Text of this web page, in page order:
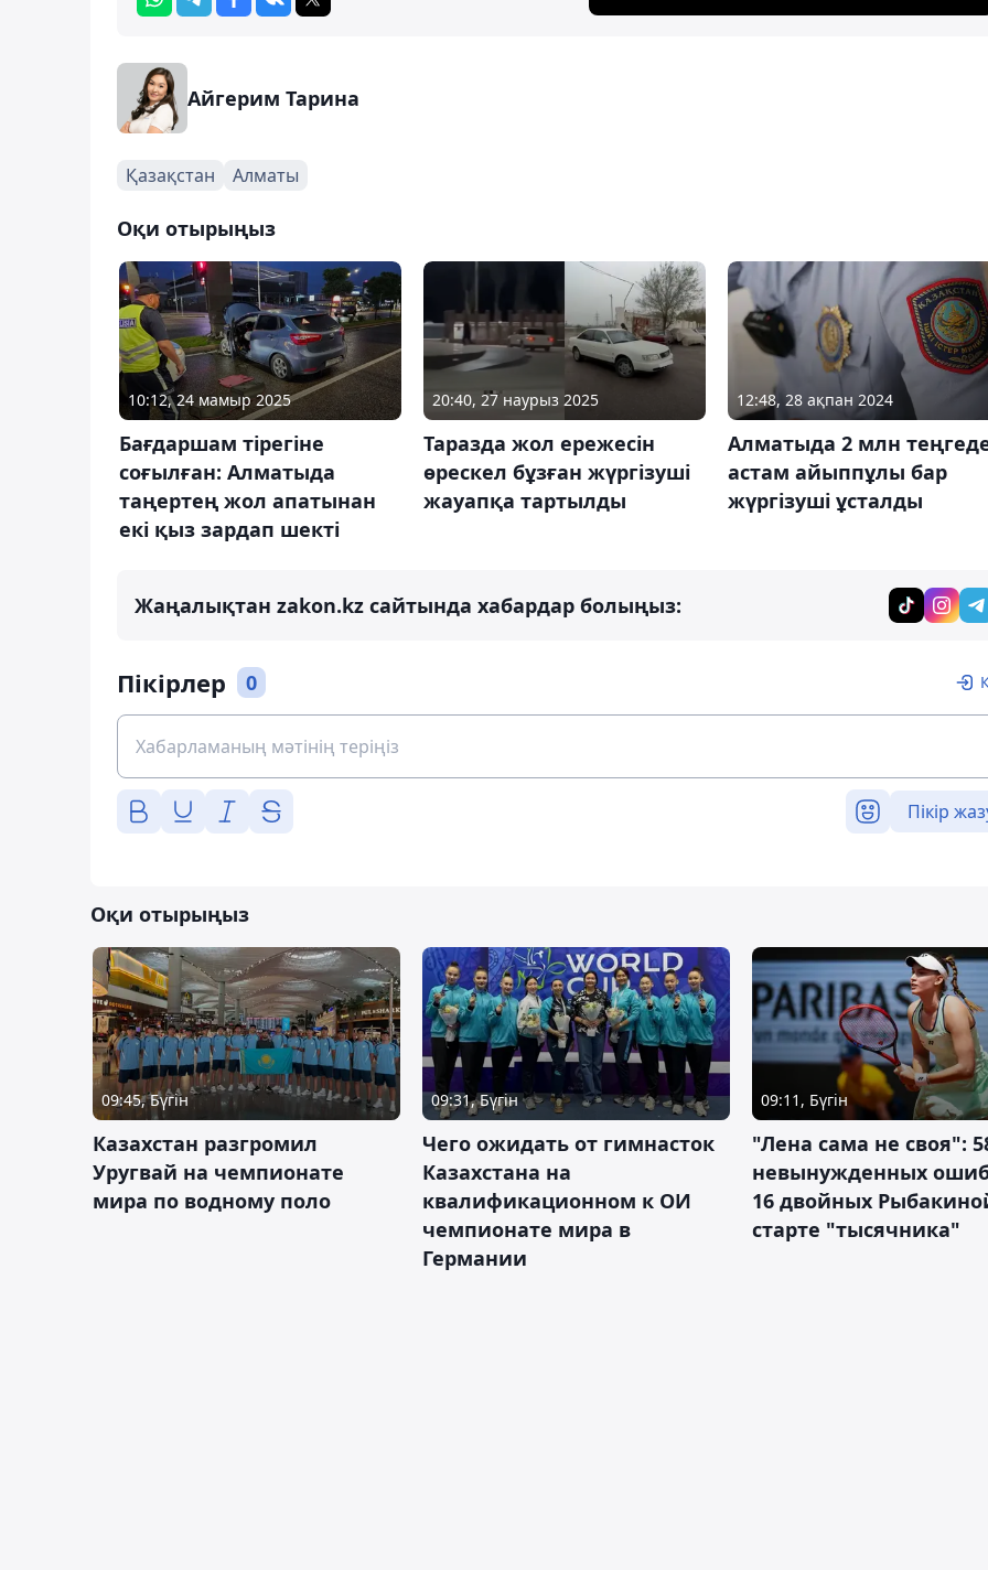
Айгерим Тарина
Қазақстан Алматы
Оқи отырыңыз
10:12, 24 мамыр 2025
Бағдаршам тірегіне
соғылған: Алматыда
таңертең жол апатынан
екі қыз зардап шекті
20:40, 27 наурыз 2025
Таразда жол ережесін
өрескел бұзған жүргізуші
жауапқа тартылды
12:48, 28 ақпан 2024
Алматыда 2 млн
астам айыппұлы бар
жүргізуші ұсталды
Жаңалықтан zakon.kz сайтында хабардар болыңыз:
Пікірлер 0
Пікір
Оқи отырыңыз
09:45, Бүгін
Казахстан разгромил
Уругвай на чемпионате
мира по водному поло
09:31, Бүгін
Чего ожидать от гимнасток
Казахстана на
квалификационном к ОИ
чемпионате мира в
Германии
09:11, Бүгін
"Лена сама не своя":
невынужденных
16 двойных
старте "тысячника"